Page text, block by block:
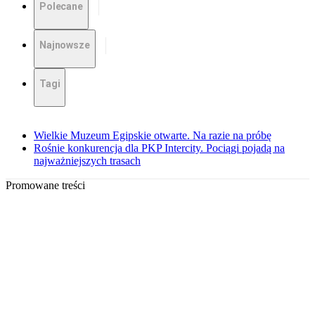
Polecane
Najnowsze
Tagi
Wielkie Muzeum Egipskie otwarte. Na razie na próbę
Rośnie konkurencja dla PKP Intercity. Pociągi pojadą na
najważniejszych trasach
Promowane treści